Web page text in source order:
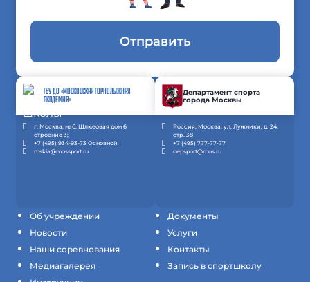
Об учреждении
Новости
Наши соревнования
Медиагалерея
Документы
Услуги
Контакты
Запись в спортшколу
Отправить
ГБУ ДО «МОСКОВСКАЯ ГОРНОЛЫЖНАЯ
АКАДЕМИЯ»
г. Москва, наб. Шлюзовая дом 6
строение 3;
+7 (495) 934-93-73 Основной
mskia@mossport.ru
Департамент спорта
города Москвы
Россия, Москва, ул. Лужники, д. 24,
стр. 38
+7 (495) 777-77-77
depsport@mos.ru